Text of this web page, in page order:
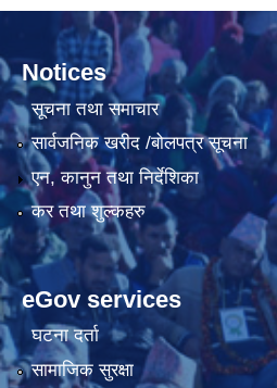
Notices
सूचना तथा समाचार
सार्वजनिक खरीद /बोलपत्र सूचना
एन, कानुन तथा निर्देशिका
कर तथा शुल्कहरु
eGov services
घटना दर्ता
सामाजिक सुरक्षा